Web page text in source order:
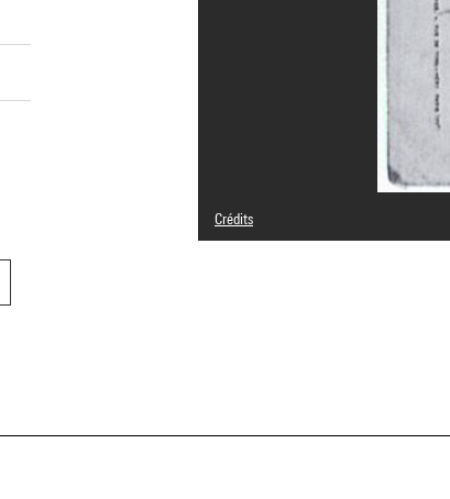
Crédits
Domaine public